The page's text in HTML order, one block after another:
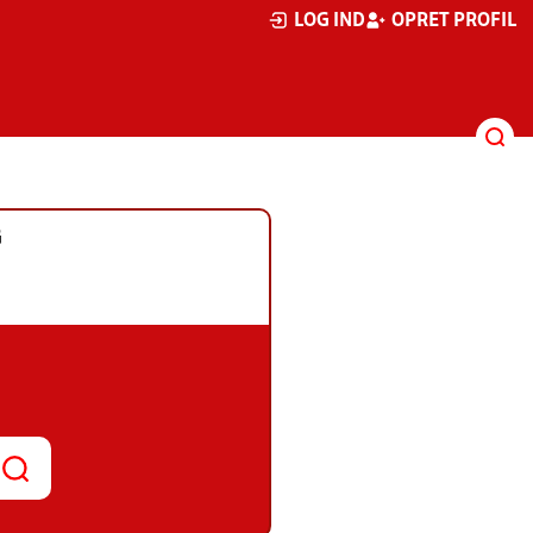
LOG IND OPRET PROFIL